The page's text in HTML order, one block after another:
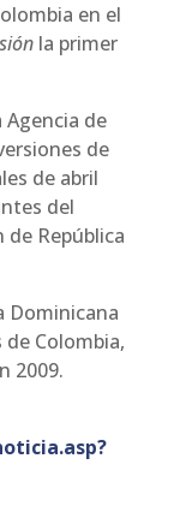
en el
la primer
de
de
de abril
del
República
Dominicana
Colombia,
2009.